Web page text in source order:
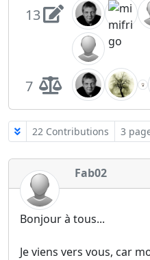
13
7
22 Contributions 3
Fab02
Bonjour à tous...
Je viens vers vous, car